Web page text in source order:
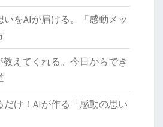
をAIが届ける。「感動メッ
えてくれる。今日からでき
だけ！AIが作る「感動の思い